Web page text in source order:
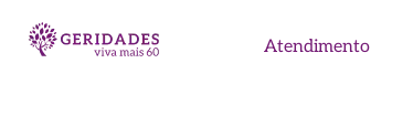
Atendimento